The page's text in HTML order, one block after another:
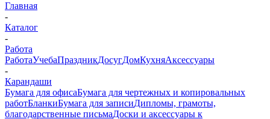
Главная
-
Каталог
-
Работа
РаботаУчебаПраздникДосугДомКухняАксессуары
-
Карандаши
Бумага для офисаБумага для чертежных и копировальных
работБланкиБумага для записиДипломы, грамоты,
благодарственные письмаДоски и аксессуары к